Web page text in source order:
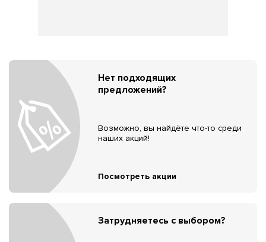
Нет подходящих
предложений?
Возможно, вы найдёте что-то среди
наших акций!
Посмотреть акции
Затрудняетесь с выбором?